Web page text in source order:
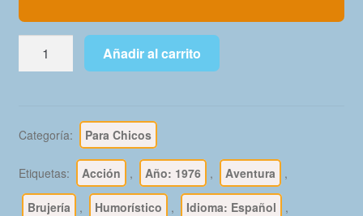
DEFENSOR
-
Vol.
Añadir al carrito
Categoría: Para Chicos
Etiquetas: Acción , Año: 1976 , Aventura ,
Brujería , Humorístico , Idioma: Español ,